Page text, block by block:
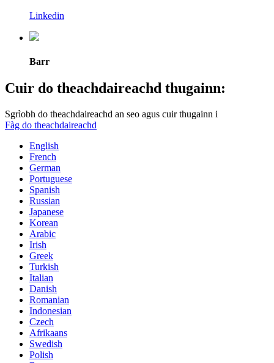
Linkedin
Barr
Cuir do theachdaireachd thugainn:
Sgrìobh do theachdaireachd an seo agus cuir thugainn i
Fàg do theachdaireachd
English
French
German
Portuguese
Spanish
Russian
Japanese
Korean
Arabic
Irish
Greek
Turkish
Italian
Danish
Romanian
Indonesian
Czech
Afrikaans
Swedish
Polish